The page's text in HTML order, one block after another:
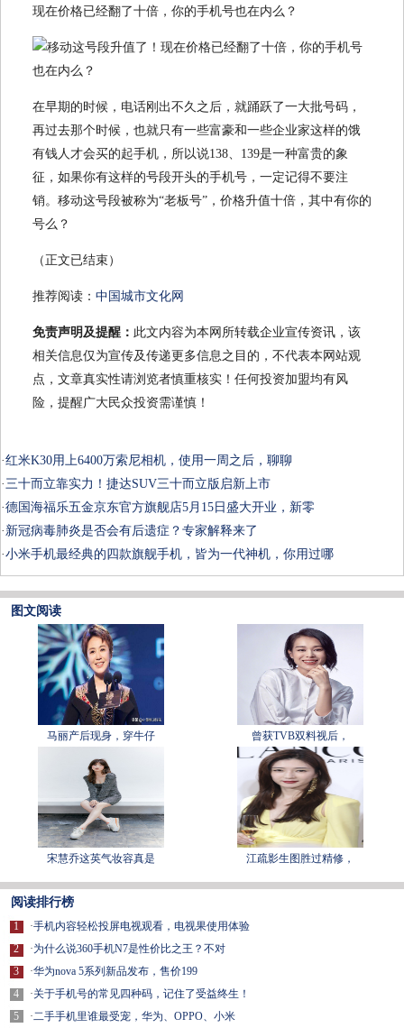
现在价格已经翻了十倍，你的手机号也在内么？
在早期的时候，电话刚出不久之后，就踊跃了一大批号码，
再过去那个时候，也就只有一些富豪和一些企业家这样的饿
有钱人才会买的起手机，所以说138、139是一种富贵的象
征，如果你有这样的号段开头的手机号，一定记得不要注
销。移动这号段被称为“老板号”，价格升值十倍，其中有你的
号么？
（正文已结束）
推荐阅读： 中国城市文化网
免责声明及提醒： 此文内容为本网所转载企业宣传资讯，该
相关信息仅为宣传及传递更多信息之目的，不代表本网站观
点，文章真实性请浏览者慎重核实！任何投资加盟均有风
险，提醒广大民众投资需谨慎！
·红米K30用上6400万索尼相机，使用一周之后，聊聊
·三十而立靠实力！捷达SUV三十而立版启新上市
·德国海福乐五金京东官方旗舰店5月15日盛大开业，新零
· 新冠病毒肺炎是否会有后遗症？专家解释来了
·小米手机最经典的四款旗舰手机，皆为一代神机，你用过哪
图文阅读
马丽产后现身，穿牛仔 曾获TVB双料视后，
宋慧乔这英气妆容真是 江疏影生图胜过精修，
阅读排行榜
1
2
3
4
5
·手机内容轻松投屏电视观看，电视果使用体验
·为什么说360手机N7是性价比之王？不对
·华为nova 5系列新品发布，售价199
·关于手机号的常见四种码，记住了受益终生！
·二手手机里谁最受宠，华为、OPPO、小米